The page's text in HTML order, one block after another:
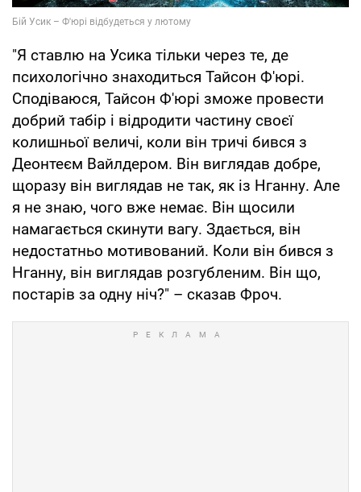
"Я ставлю на Усика тільки через те, де
психологічно знаходиться Тайсон Ф'юрі.
Сподіваюся, Тайсон Ф'юрі зможе провести
добрий табір і відродити частину своєї
колишньої величі, коли він тричі бився з
Деонтеєм Вайлдером. Він виглядав добре,
щоразу він виглядав не так, як із Нганну. Але
я не знаю, чого вже немає. Він щосили
намагається скинути вагу. Здається, він
недостатньо мотивований. Коли він бився з
Нганну, він виглядав розгубленим. Він що,
постарів за одну ніч?" – сказав Фроч.